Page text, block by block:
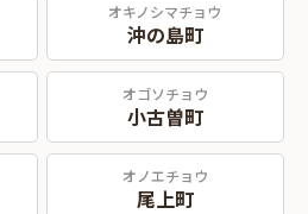
オキノシマチョウ
沖の島町
オゴソチョウ
小古曽町
オノエチョウ
尾上町